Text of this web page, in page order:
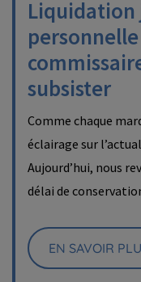
Liquidation
subsister
Comme chaque
éclairage sur
Aujourd’hui, nous
délai de
EN SAVOIR